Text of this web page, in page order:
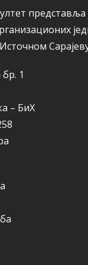
представља
1
– БиХ